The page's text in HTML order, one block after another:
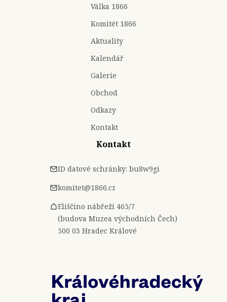
Válka 1866
Komitét 1866
Aktuality
Kalendář
Galerie
Obchod
Odkazy
Kontakt
Kontakt
ID datové schránky: bu8w9gi
komitet@1866.cz
Eliščino nábřeží 465/7
(budova Muzea východních Čech)
500 03 Hradec Králové